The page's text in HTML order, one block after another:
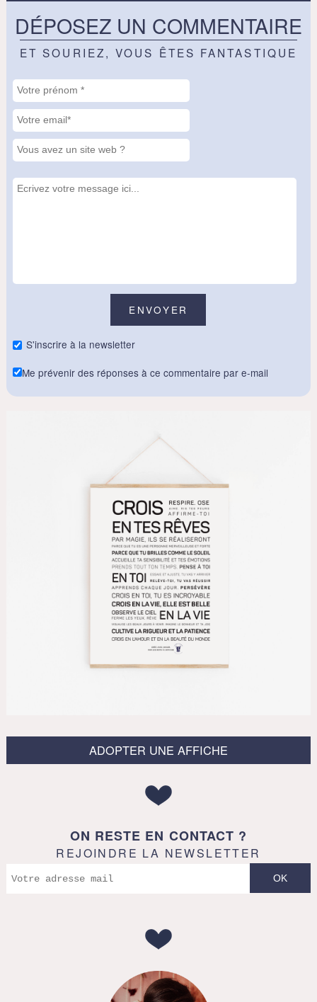
DÉPOSEZ UN COMMENTAIRE
ET SOURIEZ, VOUS ÊTES FANTASTIQUE
S'inscrire à la newsletter
Me prévenir des réponses à ce commentaire par e-mail
ADOPTER UNE AFFICHE
ON RESTE EN CONTACT ?
REJOINDRE LA NEWSLETTER